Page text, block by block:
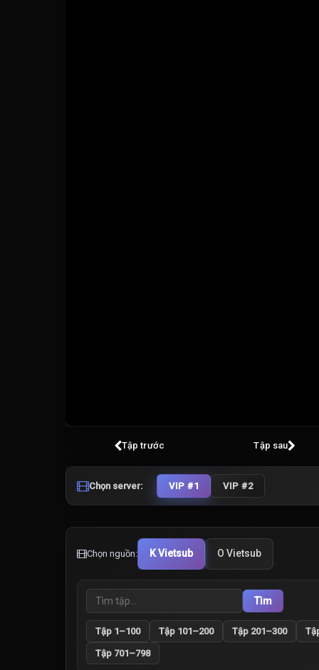
Tập trước Tập sau
Chọn server: VIP #1 VIP #2
Chọn nguồn: K Vietsub O Vietsub
Tìm
Tập 1–100 Tập 101–200 Tập 201–300
Tập 701–798